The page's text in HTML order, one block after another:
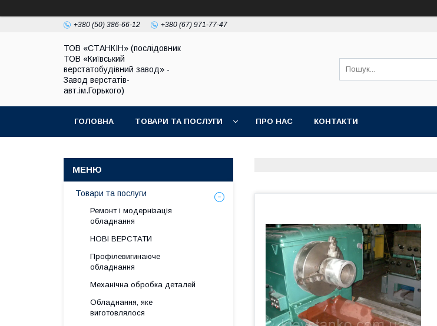
+380 (50) 386-66-12 +380 (67) 971-77-47
ТОВ «СТАНКІН» (послідовник
ТОВ «Київський
верстатобудівний завод» -
Завод верстатів-
авт.ім.Горького)
ГОЛОВНА ТОВАРИ ТА ПОСЛУГИ ПРО НАС КОНТАКТИ
Товари та послуги
Ремонт і модернізація
обладнання
НОВІ ВЕРСТАТИ
Профілевигинаюче
обладнання
Механічна обробка деталей
Обладнання, яке
виготовлялося